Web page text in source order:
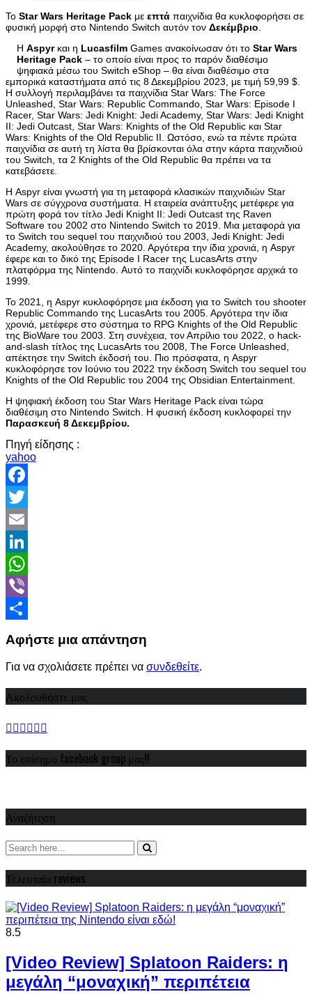
Το Star Wars Heritage Pack με επτά παιχνίδια θα κυκλοφορήσει σε
φυσική μορφή στο Nintendo Switch αυτόν τον Δεκέμβριο
Η Aspyr και η Lucasfilm Games ανακοίνωσαν ότι το Star Wars
Heritage Pack – το οποίο είναι προς το παρόν διαθέσιμο
ψηφιακά μέσω του Switch eShop – θα είναι διαθέσιμο στα
εμπορικά καταστήματα από τις 8 Δεκεμβρίου 2023, με τιμή 59,99 $.
Η συλλογή περιλαμβάνει τα παιχνίδια Star Wars: The Force
Unleashed, Star Wars: Republic Commando, Star Wars: Episode I
Racer, Star Wars: Jedi Knight: Jedi Academy, Star Wars: Jedi Knight
II: Jedi Outcast, Star Wars: Knights of the Old Republic και Star
Wars: Knights of the Old Republic II. Ωστόσο, ενώ τα πέντε πρώτα
παιχνίδια σε αυτή τη λίστα θα βρίσκονται όλα στην κάρτα παιχνιδιού
του Switch, τα 2 Knights of the Old Republic θα πρέπει να τα
κατεβάσετε.
Η Aspyr είναι γνωστή για τη μεταφορά κλασικών παιχνιδιών Star
Wars σε σύγχρονα συστήματα. Η εταιρεία ανάπτυξης μετέφερε για
πρώτη φορά τον τίτλο Jedi Knight II: Jedi Outcast της Raven
Software του 2002 στο Nintendo Switch το 2019. Μια μεταφορά για
το Switch του sequel του παιχνιδιού του 2003, Jedi Knight: Jedi
Academy, ακολούθησε το 2020. Αργότερα την ίδια χρονιά, η Aspyr
έφερε και το δικό της Episode I Racer της LucasArts στην
πλατφόρμα της Nintendo. Αυτό το παιχνίδι κυκλοφόρησε αρχικά το
1999.
Το 2021, η Aspyr κυκλοφόρησε μια έκδοση για το Switch του shooter
Republic Commando της LucasArts του 2005. Αργότερα την ίδια
χρονιά, μετέφερε στο σύστημα το RPG Knights of the Old Republic
της BioWare του 2003. Στη συνέχεια, τον Απρίλιο του 2022, ο hack-
and-slash τίτλος της LucasArts του 2008, The Force Unleashed,
απέκτησε την Switch έκδοσή του. Πιο πρόσφατα, η Aspyr
κυκλοφόρησε τον Ιούνιο του 2022 την έκδοση Switch του sequel του
Knights of the Old Republic του 2004 της Obsidian Entertainment.
Η ψηφιακή έκδοση του Star Wars Heritage Pack είναι τώρα
διαθέσιμη στο Nintendo Switch. Η φυσική έκδοση κυκλοφορεί την
Παρασκευή 8 Δεκεμβρίου.
Πηγή είδησης :
yahoo
Facebook
Twitter
Email
LinkedIn
WhatsApp
Viber
Αφήστε μια απάντηση
Για να σχολιάσετε πρέπει να συνδεθείτε.
Ακολουθήστε μας
Το επίσημο facebook group μας!!
Αναζήτηση
Τελευταία reviews
8.5
[Video Review] Splatoon Raiders: η
μεγάλη “μοναχική” περιπέτεια